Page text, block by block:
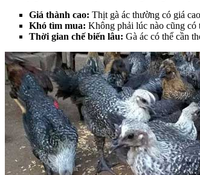
Giá thành cao: Thịt gà ác thường có giá
Khó tìm mua: Không phải lúc nào cũng có
Thời gian chế biến lâu: Gà ác có thể cần